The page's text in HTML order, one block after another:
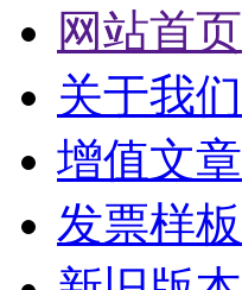
网站首页
关于我们
增值文章
发票样板